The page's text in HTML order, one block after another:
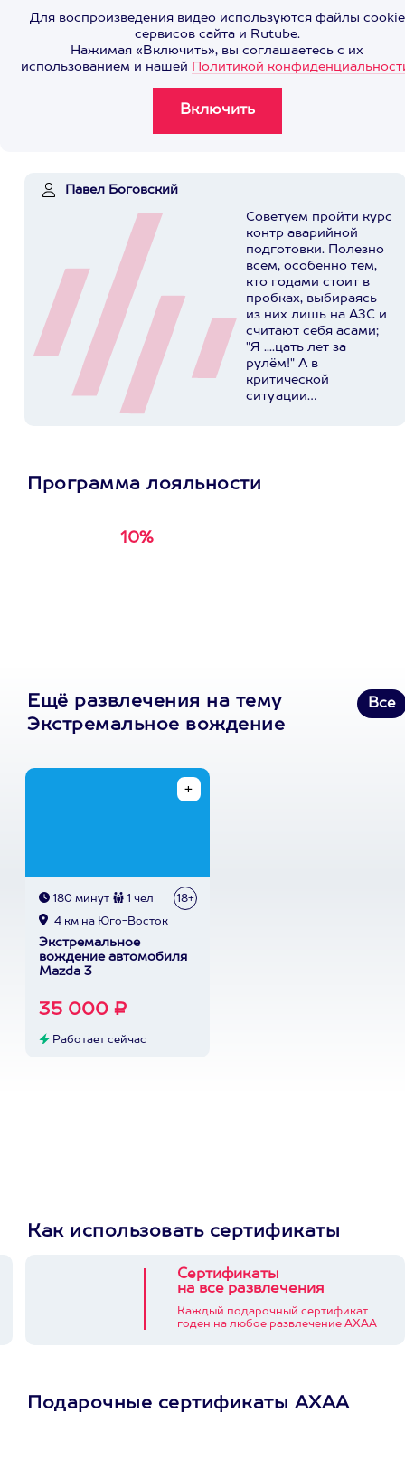
Для воспроизведения видео используются файлы cookie
сервисов сайта и Rutube.
Нажимая «Включить», вы соглашаетесь с их
использованием и нашей Политикой
Павел Боговский
Советуем пройти курс
контр аварийной
подготовки. Полезно
всем, особенно тем,
кто годами стоит в
пробках, выбираясь
из них лишь на АЗС и
считают себя асами;
"Я ....цать лет за
рулём!" А в
критической
ситуации
окружающих. У ребят
Программа лояльности
10%
Ещё развлечения на тему
Экстремальное вождение
Все
180 минут 1 чел 18+
4 км на Юго-Восток
Экстремальное
вождение автомобиля
Mazda 3
35 000 ₽
Работает сейчас
Как использовать сертификаты
Сертификаты
на все развлечения
Каждый подарочный сертификат
годен на любое развлечение АХАА
Подарочные сертификаты АХАА